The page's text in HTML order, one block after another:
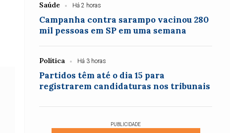
Saúde Há 2 horas
Campanha contra sarampo vacinou 280
mil pessoas em SP em uma semana
Política Há 3 horas
Partidos têm até o dia 15 para
registrarem candidaturas nos tribunais
PUBLICIDADE